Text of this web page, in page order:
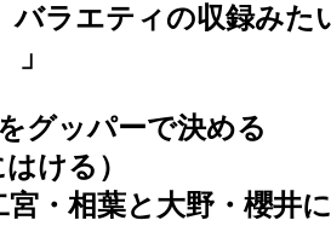
バラエティの収録みた
グッパーで決める
ける）
宮・相葉と大野・櫻井